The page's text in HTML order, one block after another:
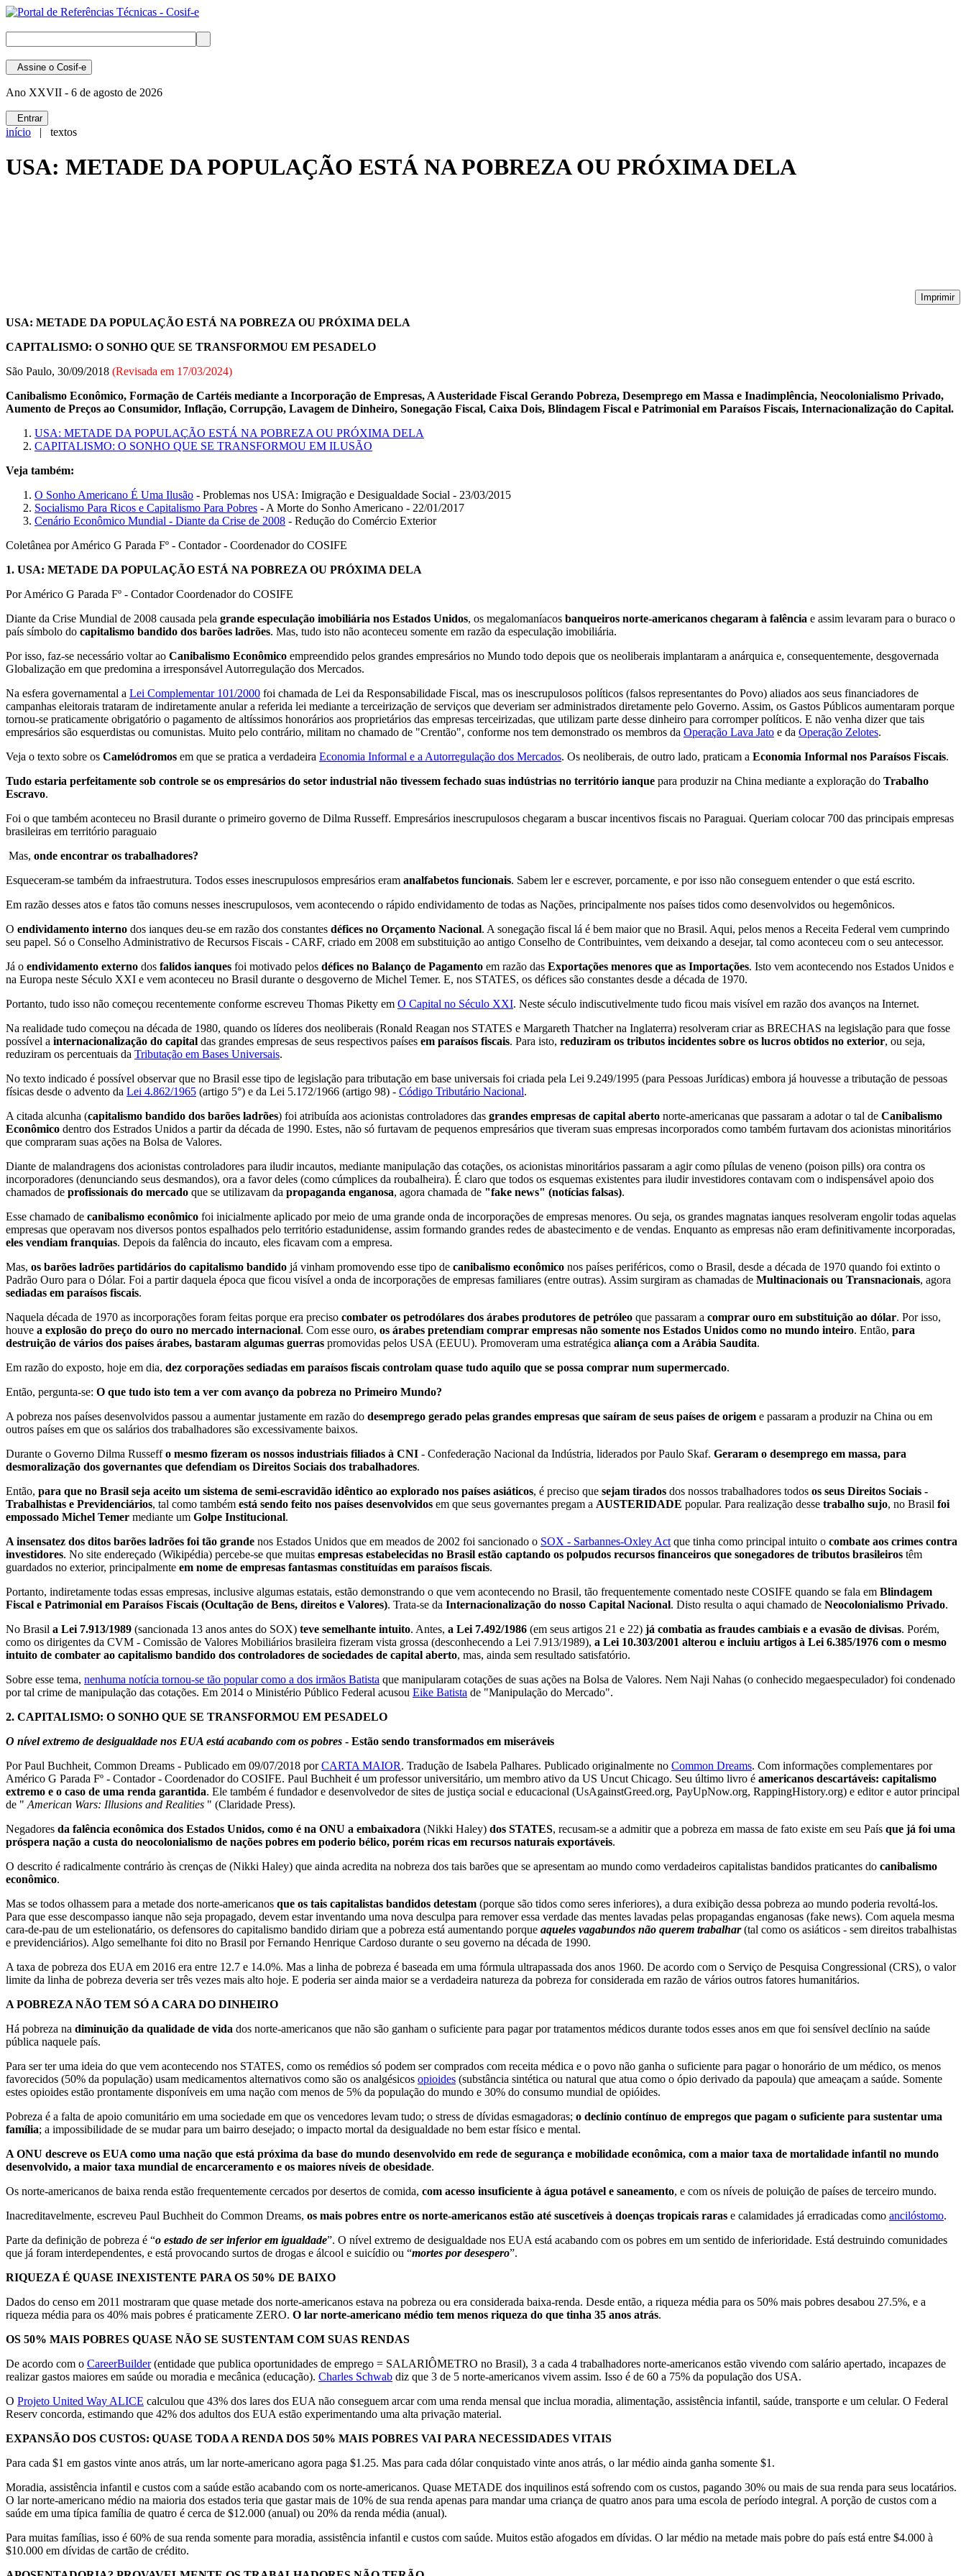
Assine o Cosif-e
Ano XXVII - 6 de agosto de 2026
Entrar
início | textos
USA: METADE DA POPULAÇÃO ESTÁ NA POBREZA OU PRÓXIMA DELA
Imprimir
USA: METADE DA POPULAÇÃO ESTÁ NA POBREZA OU PRÓXIMA DELA
CAPITALISMO: O SONHO QUE SE TRANSFORMOU EM PESADELO
São Paulo, 30/09/2018 (Revisada em 17/03/2024)
Canibalismo Econômico, Formação de Cartéis mediante a Incorporação de Empresas, A Austeridade Fiscal Gerando Pobreza, Desemprego em Massa e Inadimplência, Neocolonialismo Privado,
Aumento de Preços ao Consumidor, Inflação, Corrupção, Lavagem de Dinheiro, Sonegação Fiscal, Caixa Dois, Blindagem Fiscal e Patrimonial em Paraísos Fiscais, Internacionalização do Capital.
USA: METADE DA POPULAÇÃO ESTÁ NA POBREZA OU PRÓXIMA DELA
CAPITALISMO: O SONHO QUE SE TRANSFORMOU EM ILUSÃO
Veja também:
O Sonho Americano É Uma Ilusão - Problemas nos USA: Imigração e Desigualdade Social - 23/03/2015
Socialismo Para Ricos e Capitalismo Para Pobres - A Morte do Sonho Americano - 22/01/2017
Cenário Econômico Mundial - Diante da Crise de 2008 - Redução do Comércio Exterior
Coletânea por Américo G Parada Fº - Contador - Coordenador do COSIFE
1. USA: METADE DA POPULAÇÃO ESTÁ NA POBREZA OU PRÓXIMA DELA
Por Américo G Parada Fº - Contador Coordenador do COSIFE
Diante da Crise Mundial de 2008 causada pela grande especulação imobiliária nos Estados Unidos, os megalomaníacos banqueiros norte-americanos chegaram à falência e assim levaram para o buraco o
país símbolo do capitalismo bandido dos barões ladrões. Mas, tudo isto não aconteceu somente em razão da especulação imobiliária.
Por isso, faz-se necessário voltar ao Canibalismo Econômico empreendido pelos grandes empresários no Mundo todo depois que os neoliberais implantaram a anárquica e, consequentemente, desgovernada
Globalização em que predomina a irresponsável Autorregulação dos Mercados.
Na esfera governamental a Lei Complementar 101/2000 foi chamada de Lei da Responsabilidade Fiscal, mas os inescrupulosos políticos (falsos representantes do Povo) aliados aos seus financiadores de
campanhas eleitorais trataram de indiretamente anular a referida lei mediante a terceirização de serviços que deveriam ser administrados diretamente pelo Governo. Assim, os Gastos Públicos aumentaram porque
tornou-se praticamente obrigatório o pagamento de altíssimos honorários aos proprietários das empresas terceirizadas, que utilizam parte desse dinheiro para corromper políticos. E não venha dizer que tais
empresários são esquerdistas ou comunistas. Muito pelo contrário, militam no chamado de "Crentão", conforme nos tem demonstrado os membros da Operação Lava Jato e da Operação Zelotes.
Veja o texto sobre os Camelódromos em que se pratica a verdadeira Economia Informal e a Autorregulação dos Mercados. Os neoliberais, de outro lado, praticam a Economia Informal nos Paraísos Fiscais.
Tudo estaria perfeitamente sob controle se os empresários do setor industrial não tivessem fechado suas indústrias no território ianque para produzir na China mediante a exploração do Trabalho
Escravo.
Foi o que também aconteceu no Brasil durante o primeiro governo de Dilma Russeff. Empresários inescrupulosos chegaram a buscar incentivos fiscais no Paraguai. Queriam colocar 700 das principais empresas
brasileiras em território paraguaio
Mas, onde encontrar os trabalhadores?
Esqueceram-se também da infraestrutura. Todos esses inescrupulosos empresários eram analfabetos funcionais. Sabem ler e escrever, porcamente, e por isso não conseguem entender o que está escrito.
Em razão desses atos e fatos tão comuns nesses inescrupulosos, vem acontecendo o rápido endividamento de todas as Nações, principalmente nos países tidos como desenvolvidos ou hegemônicos.
O endividamento interno dos ianques deu-se em razão dos constantes défices no Orçamento Nacional. A sonegação fiscal lá é bem maior que no Brasil. Aqui, pelos menos a Receita Federal vem cumprindo
seu papel. Só o Conselho Administrativo de Recursos Fiscais - CARF, criado em 2008 em substituição ao antigo Conselho de Contribuintes, vem deixando a desejar, tal como aconteceu com o seu antecessor.
Já o endividamento externo dos falidos ianques foi motivado pelos défices no Balanço de Pagamento em razão das Exportações menores que as Importações. Isto vem acontecendo nos Estados Unidos e
na Europa neste Século XXI e vem aconteceu no Brasil durante o desgoverno de Michel Temer. E, nos STATES, os défices são constantes desde a década de 1970.
Portanto, tudo isso não começou recentemente conforme escreveu Thomas Piketty em O Capital no Século XXI. Neste século indiscutivelmente tudo ficou mais visível em razão dos avanços na Internet.
Na realidade tudo começou na década de 1980, quando os líderes dos neoliberais (Ronald Reagan nos STATES e Margareth Thatcher na Inglaterra) resolveram criar as BRECHAS na legislação para que fosse
possível a internacionalização do capital das grandes empresas de seus respectivos países em paraísos fiscais. Para isto, reduziram os tributos incidentes sobre os lucros obtidos no exterior, ou seja,
reduziram os percentuais da Tributação em Bases Universais.
No texto indicado é possível observar que no Brasil esse tipo de legislação para tributação em base universais foi criada pela Lei 9.249/1995 (para Pessoas Jurídicas) embora já houvesse a tributação de pessoas
físicas desde o advento da Lei 4.862/1965 (artigo 5°) e da Lei 5.172/1966 (artigo 98) - Código Tributário Nacional.
A citada alcunha (capitalismo bandido dos barões ladrões) foi atribuída aos acionistas controladores das grandes empresas de capital aberto norte-americanas que passaram a adotar o tal de Canibalismo
Econômico dentro dos Estrados Unidos a partir da década de 1990. Estes, não só furtavam de pequenos empresários que tiveram suas empresas incorporados como também furtavam dos acionistas minoritários
que compraram suas ações na Bolsa de Valores.
Diante de malandragens dos acionistas controladores para iludir incautos, mediante manipulação das cotações, os acionistas minoritários passaram a agir como pílulas de veneno (poison pills) ora contra os
incorporadores (denunciando seus desmandos), ora a favor deles (como cúmplices da roubalheira). É claro que todos os esquemas existentes para iludir investidores contavam com o indispensável apoio dos
chamados de profissionais do mercado que se utilizavam da propaganda enganosa, agora chamada de "fake news" (notícias falsas).
Esse chamado de canibalismo econômico foi inicialmente aplicado por meio de uma grande onda de incorporações de empresas menores. Ou seja, os grandes magnatas ianques resolveram engolir todas aquelas
empresas que operavam nos diversos pontos espalhados pelo território estadunidense, assim formando grandes redes de abastecimento e de vendas. Enquanto as empresas não eram definitivamente incorporadas,
eles vendiam franquias. Depois da falência do incauto, eles ficavam com a empresa.
Mas, os barões ladrões partidários do capitalismo bandido já vinham promovendo esse tipo de canibalismo econômico nos países periféricos, como o Brasil, desde a década de 1970 quando foi extinto o
Padrão Ouro para o Dólar. Foi a partir daquela época que ficou visível a onda de incorporações de empresas familiares (entre outras). Assim surgiram as chamadas de Multinacionais ou Transnacionais, agora
sediadas em paraísos fiscais.
Naquela década de 1970 as incorporações foram feitas porque era preciso combater os petrodólares dos árabes produtores de petróleo que passaram a comprar ouro em substituição ao dólar. Por isso,
houve a explosão do preço do ouro no mercado internacional. Com esse ouro, os árabes pretendiam comprar empresas não somente nos Estados Unidos como no mundo inteiro. Então, para
destruição de vários dos países árabes, bastaram algumas guerras promovidas pelos USA (EEUU). Promoveram uma estratégica aliança com a Arábia Saudita.
Em razão do exposto, hoje em dia, dez corporações sediadas em paraísos fiscais controlam quase tudo aquilo que se possa comprar num supermercado.
Então, pergunta-se: O que tudo isto tem a ver com avanço da pobreza no Primeiro Mundo?
A pobreza nos países desenvolvidos passou a aumentar justamente em razão do desemprego gerado pelas grandes empresas que saíram de seus países de origem e passaram a produzir na China ou em
outros países em que os salários dos trabalhadores são excessivamente baixos.
Durante o Governo Dilma Russeffo mesmo fizeram os nossos industriais filiados à CNI - Confederação Nacional da Indústria, liderados por Paulo Skaf. Geraram o desemprego em massa, para
desmoralização dos governantes que defendiam os Direitos Sociais dos trabalhadores.
Então, para que no Brasil seja aceito um sistema de semi-escravidão idêntico ao explorado nos países asiáticos, é preciso que sejam tirados dos nossos trabalhadores todos os seus Direitos Sociais -
Trabalhistas e Previdenciários, tal como também está sendo feito nos países desenvolvidos em que seus governantes pregam a AUSTERIDADE popular. Para realização desse trabalho sujo, no Brasil foi
empossado Michel Temer mediante um Golpe Institucional.
A insensatez dos ditos barões ladrões foi tão grande nos Estados Unidos que em meados de 2002 foi sancionado o SOX - Sarbannes-Oxley Act que tinha como principal intuito o combate aos crimes contra
investidores. No site endereçado (Wikipédia) percebe-se que muitas empresas estabelecidas no Brasil estão captando os polpudos recursos financeiros que sonegadores de tributos brasileiros têm
guardados no exterior, principalmente em nome de empresas fantasmas constituídas em paraísos fiscais.
Portanto, indiretamente todas essas empresas, inclusive algumas estatais, estão demonstrando o que vem acontecendo no Brasil, tão frequentemente comentado neste COSIFE quando se fala em Blindagem
Fiscal e Patrimonial em Paraísos Fiscais (Ocultação de Bens, direitos e Valores). Trata-se da Internacionalização do nosso Capital Nacional. Disto resulta o aqui chamado de Neocolonialismo Privado.
No Brasil a Lei 7.913/1989 (sancionada 13 anos antes do SOX) teve semelhante intuito. Antes, a Lei 7.492/1986 (em seus artigos 21 e 22) já combatia as fraudes cambiais e a evasão de divisas. Porém,
como os dirigentes da CVM - Comissão de Valores Mobiliários brasileira fizeram vista grossa (desconhecendo a Lei 7.913/1989), a Lei 10.303/2001 alterou e incluiu artigos à Lei 6.385/1976 com o mesmo
intuito de combater ao capitalismo bandido dos controladores de sociedades de capital aberto, mas, ainda sem resultado satisfatório.
Sobre esse tema, nenhuma notícia tornou-se tão popular como a dos irmãos Batista que manipularam cotações de suas ações na Bolsa de Valores. Nem Naji Nahas (o conhecido megaespeculador) foi condenado
por tal crime de manipulação das cotações. Em 2014 o Ministério Público Federal acusou Eike Batista de "Manipulação do Mercado".
2. CAPITALISMO: O SONHO QUE SE TRANSFORMOU EM PESADELO
O nível extremo de desigualdade nos EUA está acabando com os pobres - Estão sendo transformados em miseráveis
Por Paul Buchheit, Common Dreams - Publicado em 09/07/2018 porCARTA MAIOR. Tradução de Isabela Palhares. Publicado originalmente no Common Dreams. Com informações complementares por
Américo G Parada Fº - Contador - Coordenador do COSIFE. Paul Buchheit é um professor universitário, um membro ativo da US Uncut Chicago. Seu último livro é americanos descartáveis: capitalismo
extremo e o caso de uma renda garantida. Ele também é fundador e desenvolvedor de sites de justiça social e educacional (UsAgainstGreed.org, PayUpNow.org, RappingHistory.org) e editor e autor principal
de " American Wars: Illusions and Realities " (Claridade Press).
Negadores da falência econômica dos Estados Unidos, como é na ONU a embaixadora (Nikki Haley) dos STATES, recusam-se a admitir que a pobreza em massa de fato existe em seu País que já foi uma
próspera nação a custa do neocolonialismo de nações pobres em poderio bélico, porém ricas em recursos naturais exportáveis.
O descrito é radicalmente contrário às crenças de (Nikki Haley) que ainda acredita na nobreza dos tais barões que se apresentam ao mundo como verdadeiros capitalistas bandidos praticantes do canibalismo
econômico.
Mas se todos olhassem para a metade dos norte-americanos que os tais capitalistas bandidos detestam (porque são tidos como seres inferiores), a dura exibição dessa pobreza ao mundo poderia revoltá-los.
Para que esse descompasso ianque não seja propagado, devem estar inventando uma nova desculpa para remover essa verdade das mentes lavadas pelas propagandas enganosas (fake news). Com aquela mesma
cara-de-pau de um estelionatário, os defensores do capitalismo bandido diriam que a pobreza está aumentando porque aqueles vagabundos não querem trabalhar(tal como os asiáticos - sem direitos trabalhistas
e previdenciários). Algo semelhante foi dito no Brasil por Fernando Henrique Cardoso durante o seu governo na década de 1990.
A taxa de pobreza dos EUA em 2016 era entre 12.7 e 14.0%. Mas a linha de pobreza é baseada em uma fórmula ultrapassada dos anos 1960. De acordo com o Serviço de Pesquisa Congressional (CRS), o valor
limite da linha de pobreza deveria ser três vezes mais alto hoje. E poderia ser ainda maior se a verdadeira natureza da pobreza for considerada em razão de vários outros fatores humanitários.
A POBREZA NÃO TEM SÓ A CARA DO DINHEIRO
Há pobreza na diminuição da qualidade de vida dos norte-americanos que não são ganham o suficiente para pagar por tratamentos médicos durante todos esses anos em que foi sensível declínio na saúde
pública naquele país.
Para ser ter uma ideia do que vem acontecendo nos STATES, como os remédios só podem ser comprados com receita médica e o povo não ganha o suficiente para pagar o honorário de um médico, os menos
favorecidos (50% da população) usam medicamentos alternativos como são os analgésicos opioides (substância sintética ou natural que atua como o ópio derivado da papoula) que ameaçam a saúde. Somente
estes opioides estão prontamente disponíveis em uma nação com menos de 5% da população do mundo e 30% do consumo mundial de opióides.
Pobreza é a falta de apoio comunitário em uma sociedade em que os vencedores levam tudo; o stress de dívidas esmagadoras; o declínio contínuo de empregos que pagam o suficiente para sustentar uma
família; a impossibilidade de se mudar para um bairro desejado; o impacto mortal da desigualdade no bem estar físico e mental.
A ONU descreve os EUA como uma nação que está próxima da base do mundo desenvolvido em rede de segurança e mobilidade econômica, com a maior taxa de mortalidade infantil no mundo
desenvolvido, a maior taxa mundial de encarceramento e os maiores níveis de obesidade.
Os norte-americanos de baixa renda estão frequentemente cercados por desertos de comida, com acesso insuficiente à água potável e saneamento, e com os níveis de poluição de países de terceiro mundo.
Inacreditavelmente, escreveu Paul Buchheit do Common Dreams, os mais pobres entre os norte-americanos estão até suscetíveis à doenças tropicais raras e calamidades já erradicadas como ancilóstomo.
Parte da definição de pobreza é “o estado de ser inferior em igualdade”. O nível extremo de desigualdade nos EUA está acabando com os pobres em um sentido de inferioridade. Está destruindo comunidades
que já foram interdependentes, e está provocando surtos de drogas e álcool e suicídio ou “mortes por desespero”.
RIQUEZA É QUASE INEXISTENTE PARA OS 50% DE BAIXO
Dados do censo em 2011 mostraram que quase metade dos norte-americanos estava na pobreza ou era considerada baixa-renda. Desde então, a riqueza média para os 50% mais pobres desabou 27.5%, e a
riqueza média para os 40% mais pobres é praticamente ZERO. O lar norte-americano médio tem menos riqueza do que tinha 35 anos atrás.
OS 50% MAIS POBRES QUASE NÃO SE SUSTENTAM COM SUAS RENDAS
De acordo com o CareerBuilder(entidade que publica oportunidades de emprego = SALARIÔMETRO no Brasil), 3 a cada 4 trabalhadores norte-americanos estão vivendo com salário apertado, incapazes de
realizar gastos maiores em saúde ou moradia e mecânica (educação). Charles Schwab diz que 3 de 5 norte-americanos vivem assim. Isso é de 60 a 75% da população dos USA.
O Projeto United Way ALICE calculou que 43% dos lares dos EUA não conseguem arcar com uma renda mensal que inclua moradia, alimentação, assistência infantil, saúde, transporte e um celular. O Federal
Reserv concorda, estimando que 42% dos adultos dos EUA estão experimentando uma alta privação material.
EXPANSÃO DOS CUSTOS: QUASE TODA A RENDA DOS 50% MAIS POBRES VAI PARA NECESSIDADES VITAIS
Para cada $1 em gastos vinte anos atrás, um lar norte-americano agora paga $1.25. Mas para cada dólar conquistado vinte anos atrás, o lar médio ainda ganha somente $1.
Moradia, assistência infantil e custos com a saúde estão acabando com os norte-americanos. Quase METADE dos inquilinos está sofrendo com os custos, pagando 30% ou mais de sua renda para seus locatários.
O lar norte-americano médio na maioria dos estados teria que gastar mais de 10% de sua renda apenas para mandar uma criança de quatro anos para uma escola de período integral. A porção de custos com a
saúde em uma típica família de quatro é cerca de $12.000 (anual) ou 20% da renda média (anual).
Para muitas famílias, isso é 60% de sua renda somente para moradia, assistência infantil e custos com saúde. Muitos estão afogados em dívidas. O lar médio na metade mais pobre do país está entre $4.000 à
$10.000 em dívidas de cartão de crédito.